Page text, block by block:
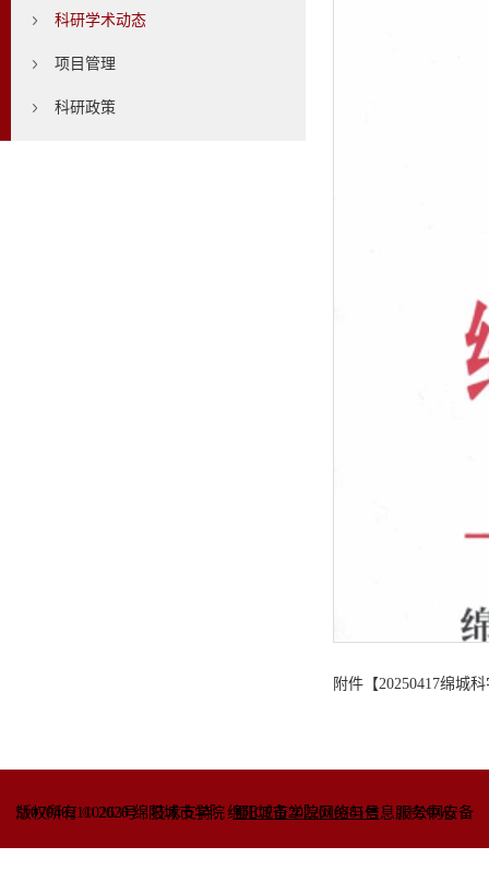
科研学术动态
项目管理
科研政策
附件【20250417绵城
版权所有 © 2020 绵阳城市学院蜀ICP备2022010781号 川公网安备
51070402110263号技术支持：绵阳城市学院网络与信息服务中心